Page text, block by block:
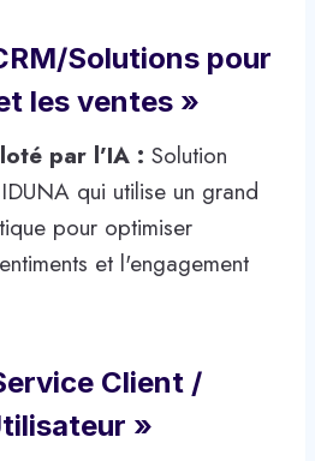
Solutions pour
les ventes »
par l’IA : Solution
qui utilise un grand
pour optimiser
et l'engagement
Client /
»